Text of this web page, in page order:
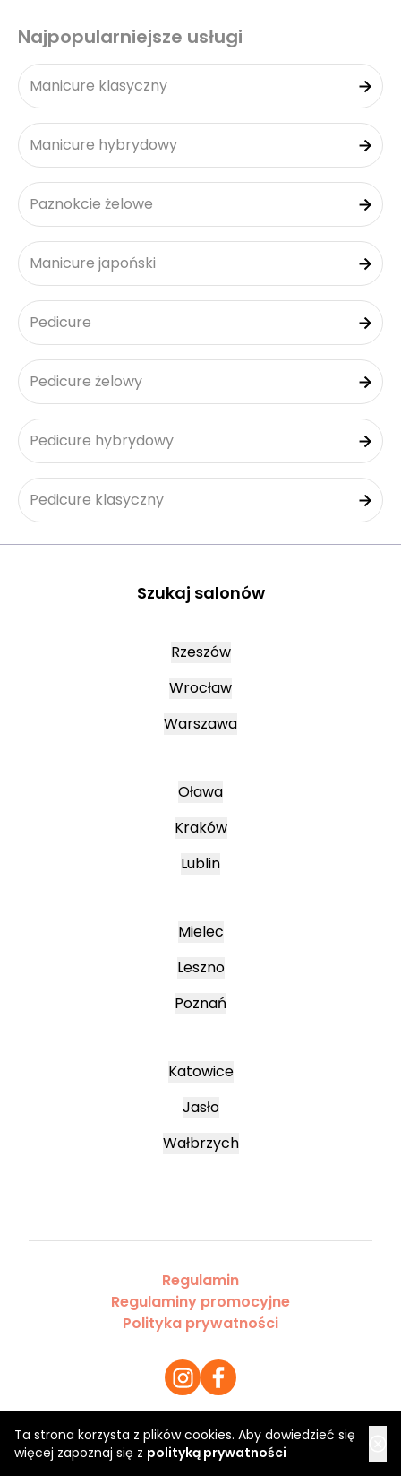
Ta strona korzysta z plików cookies. Aby dowiedzieć się
więcej zapoznaj się z polityką prywatności
Najpopularniejsze usługi
Manicure klasyczny
Manicure hybrydowy
Paznokcie żelowe
Manicure japoński
Pedicure
Pedicure żelowy
Pedicure hybrydowy
Pedicure klasyczny
Szukaj salonów
Rzeszów
Wrocław
Warszawa
Oława
Kraków
Lublin
Mielec
Leszno
Poznań
Katowice
Jasło
Wałbrzych
Regulamin
Regulaminy promocyjne
Polityka prywatności
Copyright 2026 Saloner Sp. z o.o.